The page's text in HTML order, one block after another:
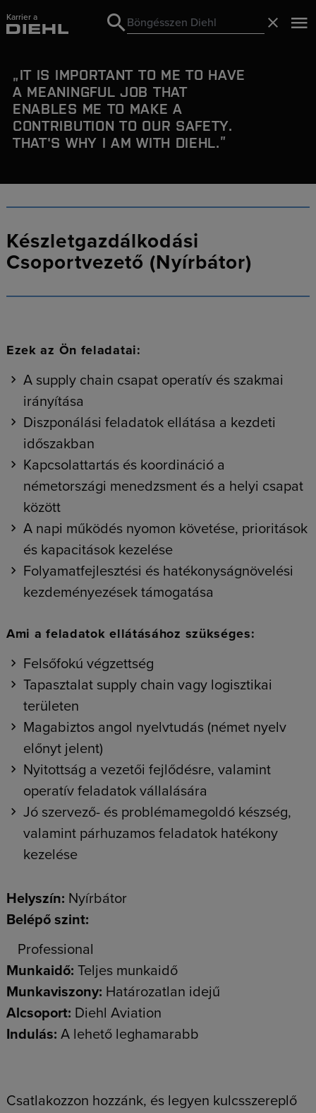
Karrier a
Search
Search
IT IS IMPORTANT TO ME TO HAVE
A MEANINGFUL JOB THAT
ENABLES ME TO MAKE A
CONTRIBUTION TO OUR SAFETY.
THAT'S WHY I AM WITH DIEHL.
Készletgazdálkodási
Csoportvezető (Nyírbátor)
Ezek az Ön feladatai:
A supply chain csapat operatív és szakmai
irányítása
Diszponálási feladatok ellátása a kezdeti
időszakban
Kapcsolattartás és koordináció a
németországi menedzsment és a helyi csapat
között
A napi működés nyomon követése, prioritások
és kapacitások kezelése
Folyamatfejlesztési és hatékonyságnövelési
kezdeményezések támogatása
Ami a feladatok ellátásához szükséges:
Felsőfokú végzettség
Tapasztalat supply chain vagy logisztikai
területen
Magabiztos angol nyelvtudás (német nyelv
előnyt jelent)
Nyitottság a vezetői fejlődésre, valamint
operatív feladatok vállalására
Jó szervező- és problémamegoldó készség,
valamint párhuzamos feladatok hatékony
kezelése
Helyszín: Nyírbátor
Belépő szint:
Professional
Munkaidő: Teljes munkaidő
Munkaviszony: Határozatlan idejű
Alcsoport: Diehl Aviation
Indulás: A lehető leghamarabb
Csatlakozzon hozzánk, és legyen kulcsszereplő